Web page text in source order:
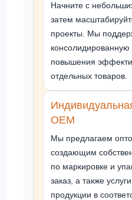
Начните с
затем
проекты. Мы
консолидированную
повышения
отдельных товаров.
OEM
Мы предлагаем
создающим
по маркировке и
заказ, а также
продукции в